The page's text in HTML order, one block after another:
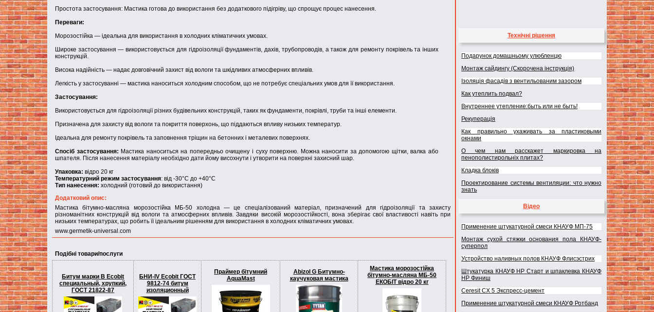
Простота застосування: Мастика готова до використання без додаткового підігріву, що спрощує процес нанесення.
Переваги:
Морозостійка — ідеальна для використання в холодних кліматичних умовах.
Широке застосування — використовується для гідроізоляції фундаментів, дахів, трубопроводів, а також для ремонту покрівель та інших
конструкцій.
Висока надійність — надає довговічний захист від вологи та шкідливих атмосферних впливів.
Легкість у застосуванні — мастика наноситься холодним способом, що не потребує спеціальних умов для її використання.
Застосування:
Використовується для гідроізоляції різних будівельних конструкцій, таких як фундаменти, покрівлі, труби та інші елементи.
Призначена для захисту від вологи та покриття поверхонь, що піддаються впливу низьких температур.
Ідеальна для ремонту покрівель та заповнення тріщин на бетонних і металевих поверхнях.
Спосіб застосування: Мастика наноситься на попередньо очищену і суху поверхню. Можна наносити за допомогою щітки, валка або
шпателя. Після нанесення матеріалу необхідно дати йому висохнути і утворити на поверхні захисний шар.
Упаковка: відро 20 кг
Температурний режим застосування: від -30°C до +40°C
Тип нанесення: холодний (готовий до використання)
Додатковий опис:
Мастика бітумно-масляна морозостійка МБ-50 холодна — це спеціалізований матеріал, призначений для гідроізоляції та захисту
різноманітних конструкцій від вологи та атмосферних впливів. Завдяки високій морозостійкості, вона зберігає свої властивості навіть при
низьких температурах, що робить її ідеальним рішенням для використання в холодних кліматичних умовах.
www.germetik-universal.com
Подібні товари/послуги
Битум марки В Ecobit
специальный, хрупкий,
ГОСТ 21822-87
БНИ-ІV Ecobit ГОСТ
9812-74 битум
изоляционный
Праймер бітумний
AquaMast
Abizol G Битумно-
каучуковая мастика
Мастика морозостійка
бітумно-масляна МБ-50
ЕКОБIТ вiдро 20 кг
Технічні рішення
Подарунок домашньому улюбленцю
Монтаж сайдингу (Скорочена інструкція)
Ізоляція фасадів з вентильованим зазором
Как утеплить подвал?
Внутреннее утепление:быть или не быть!
Рекуперація
Как правильно ухаживать за пластиковыми
окнами
О чем нам расскажет маркировка на
пенополистирольніх плитах?
Кладка блоків
Проектирование системы вентиляции: что нужно
знать
Відео
Применение штукатурной смеси КНАУФ МП-75
Монтаж сухой стяжки основания пола КНАУФ-
суперпол
Устройство наливных полов КНАУФ Флисэстрих
Штукатурка КНАУФ НР Старт и шпаклевка КНАУФ
НР Финиш
Ceresit CX 5 Экспресс-цемент
Применение штукатурной смеси КНАУФ Ротбанд